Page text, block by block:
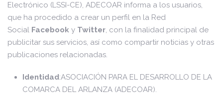
Electrónico (LSSI-CE), ADECOAR informa a los usuarios,
que ha procedido a crear un perfil en la Red
Social Facebook y Twitter, con la finalidad principal de
publicitar sus servicios, así como compartir noticias y otras
publicaciones relacionadas.
Identidad:ASOCIACIÓN PARA EL DESARROLLO DE LA
COMARCA DEL ARLANZA (ADECOAR).